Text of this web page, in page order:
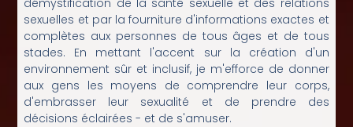
sexuelles et par la fourniture d'informations exactes et
complètes aux personnes de tous âges et de tous
stades. En mettant l'accent sur la création d'un
environnement sûr et inclusif, je m'efforce de donner
aux gens les moyens de comprendre leur corps,
d'embrasser leur sexualité et de prendre des
décisions éclairées - et de s'amuser.